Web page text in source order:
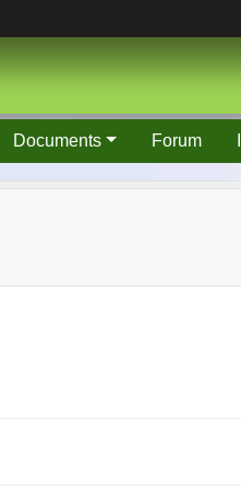
Documents Forum